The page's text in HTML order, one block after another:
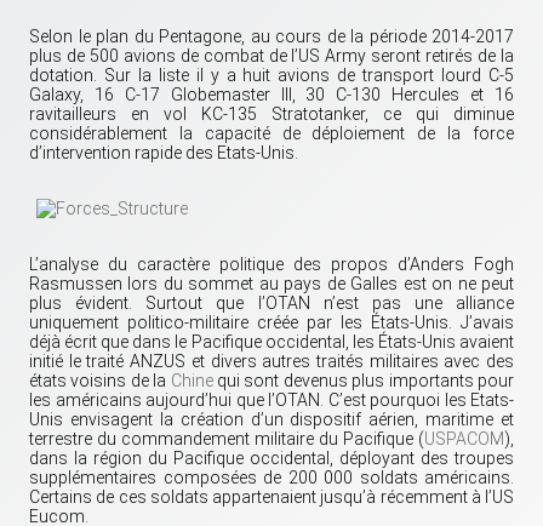
Selon le plan du Pentagone, au cours de la période 2014-2017
plus de 500 avions de combat de l’US Army seront retirés de la
dotation. Sur la liste il y a huit avions de transport lourd C-5
Galaxy, 16 C-17 Globemaster III, 30 C-130 Hercules et 16
ravitailleurs en vol KC-135 Stratotanker, ce qui diminue
considérablement la capacité de déploiement de la force
d’intervention rapide des Etats-Unis.
L’analyse du caractère politique des propos d’Anders Fogh
Rasmussen lors du sommet au pays de Galles est on ne peut
plus évident. Surtout que l’OTAN n’est pas une alliance
uniquement politico-militaire créée par les États-Unis. J’avais
déjà écrit que dans le Pacifique occidental, les États-Unis avaient
initié le traité ANZUS et divers autres traités militaires avec des
états voisins de la Chinequi sont devenus plus importants pour
les américains aujourd’hui que l’OTAN. C’est pourquoi les Etats-
Unis envisagent la création d’un dispositif aérien, maritime et
terrestre du commandement militaire du Pacifique (USPACOM),
dans la région du Pacifique occidental, déployant des troupes
supplémentaires composées de 200 000 soldats américains.
Certains de ces soldats appartenaient jusqu’à récemment à l’US
Eucom.